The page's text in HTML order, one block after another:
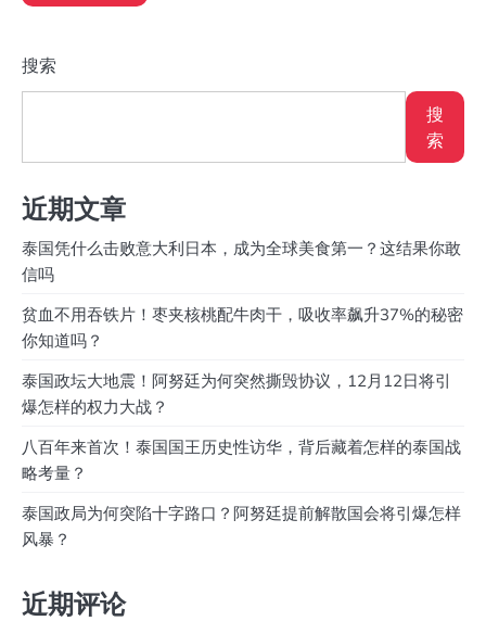
搜索
搜
索
近期文章
泰国凭什么击败意大利日本，成为全球美食第一？这结果你敢
信吗
贫血不用吞铁片！枣夹核桃配牛肉干，吸收率飙升37%的秘密
你知道吗？
泰国政坛大地震！阿努廷为何突然撕毁协议，12月12日将引
爆怎样的权力大战？
八百年来首次！泰国国王历史性访华，背后藏着怎样的泰国战
略考量？
泰国政局为何突陷十字路口？阿努廷提前解散国会将引爆怎样
风暴？
近期评论